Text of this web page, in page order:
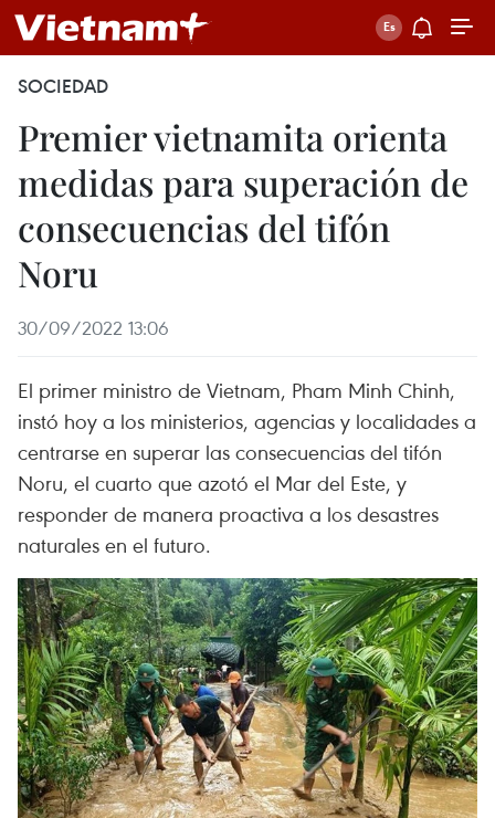
SOCIEDAD
Premier vietnamita orienta
medidas para superación de
consecuencias del tifón
Noru
30/09/2022 13:06
El primer ministro de Vietnam, Pham Minh Chinh,
instó hoy a los ministerios, agencias y localidades a
centrarse en superar las consecuencias del tifón
Noru, el cuarto que azotó el Mar del Este, y
responder de manera proactiva a los desastres
naturales en el futuro.